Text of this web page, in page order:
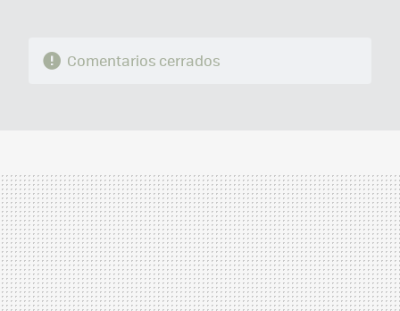
Comentarios cerrados